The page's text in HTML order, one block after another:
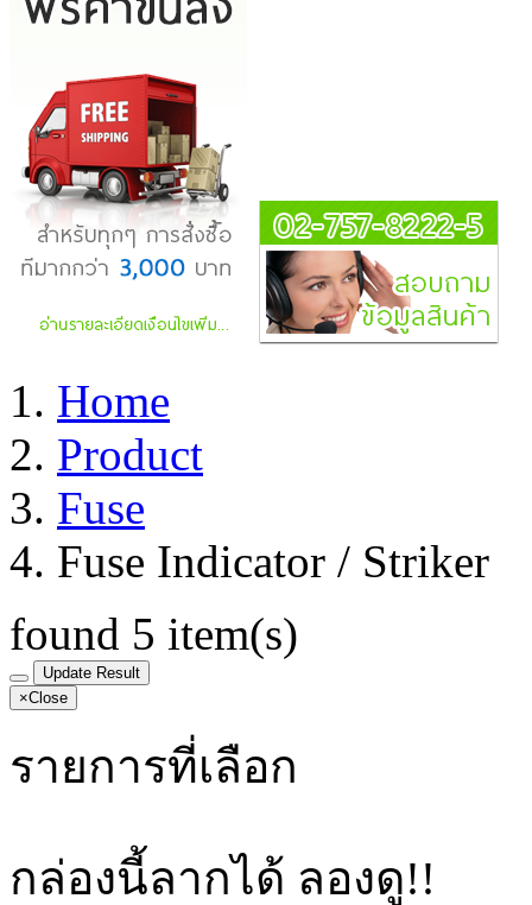
Home
Product
Fuse
Fuse Indicator / Striker
found 5 item(s)
Update Result
×Close
รายการที่เลือก
กล่องนี้ลากได้ ลองดู!!